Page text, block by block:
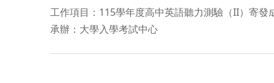
工作項目：115學年度高中英語聽力測驗（II）寄發
承辦：大學入學考試中心